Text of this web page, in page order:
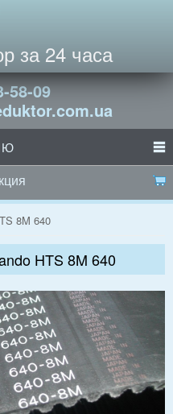
за 24 часа
58-09
8M 640
HTS 8M 640